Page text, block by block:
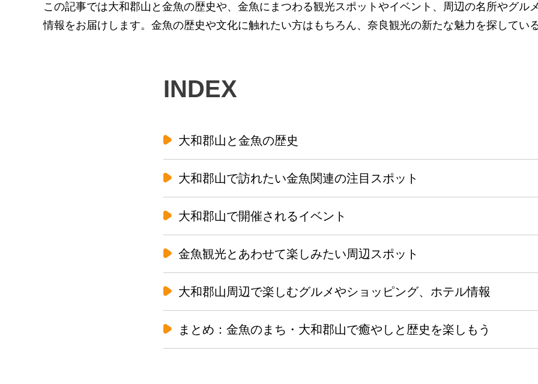
この記事では大和郡山と金魚の歴史や、金魚にまつわる観光スポットやイベント、周辺の名所やグル
情報をお届けします。金魚の歴史や文化に触れたい方はもちろん、奈良観光の新たな魅力を探してい
INDEX
大和郡山と金魚の歴史
大和郡山で訪れたい金魚関連の注目スポット
大和郡山で開催されるイベント
金魚観光とあわせて楽しみたい周辺スポット
大和郡山周辺で楽しむグルメやショッピング、ホテル情報
まとめ：金魚のまち・大和郡山で癒やしと歴史を楽しもう